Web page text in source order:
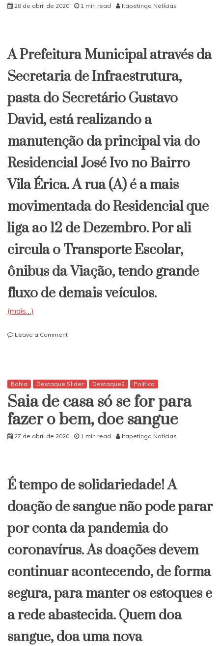
28 de abril de 2020 1 min read Itapetinga Notícias
A Prefeitura Municipal através da
Secretaria de Infraestrutura,
pasta do Secretário Gustavo
David, está realizando a
manutenção da principal via do
Residencial José Ivo no Bairro
Vila Érica. A rua (A) é a mais
movimentada do Residencial que
liga ao 12 de Dezembro. Por ali
circula o Transporte Escolar,
ônibus da Viação, tendo grande
fluxo de demais veículos.
(mais…)
Leave a Commenton
tapa
no
Ivo
Bahia Destaque Slider Destaque2 Política
Saia de casa só se for para
fazer o bem, doe sangue
27 de abril de 2020 1 min read Itapetinga Notícias
É tempo de solidariedade! A
doação de sangue não pode parar
por conta da pandemia do
coronavírus. As doações devem
continuar acontecendo, de forma
segura, para manter os estoques e
a rede abastecida. Quem doa
sangue, doa uma nova